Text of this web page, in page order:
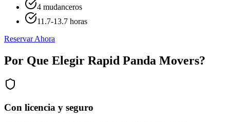
4 mudanceros
11.7-13.7 horas
Reservar Ahora
Por Que Elegir Rapid Panda Movers?
Con licencia y seguro